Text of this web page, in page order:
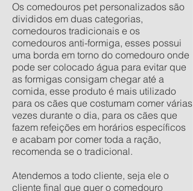
Os comedouros pet personalizados são
divididos em duas categorias,
comedouros tradicionais e os
comedouros anti-formiga, esses possui
uma borda em torno do comedouro onde
pode ser colocado água para evitar que
as formigas consigam chegar até a
comida, esse produto é mais utilizado
para os cães que costumam comer várias
vezes durante o dia, para os cães que
fazem refeições em horários específicos
e acabam por comer toda a ração,
recomenda se o tradicional.
Atendemos a todo cliente, seja ele o
cliente final que quer o comedouro